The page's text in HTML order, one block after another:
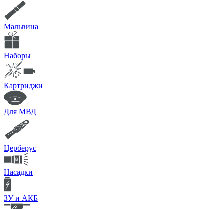
Мальвина
Наборы
Картриджи
Для МВД
Церберус
Насадки
ЗУ и АКБ